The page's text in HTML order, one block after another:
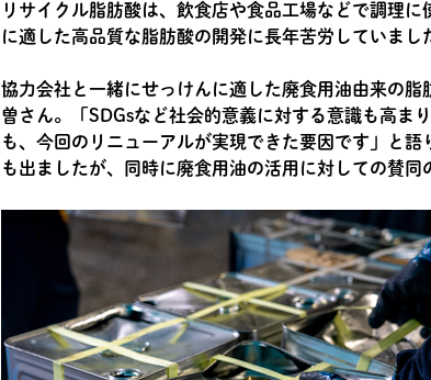
リサイクル脂肪酸は、飲食店や食品工場などで調理
に適した高品質な脂肪酸の開発に長年苦労していま
協力会社と一緒にせっけんに適した廃食用油由来の
曽さん。「SDGsなど社会的意義に対する意識も高ま
も、今回のリニューアルが実現できた要因です」と
も出ましたが、同時に廃食用油の活用に対しての賛同